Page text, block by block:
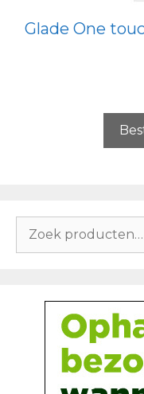
Glade One
naar: